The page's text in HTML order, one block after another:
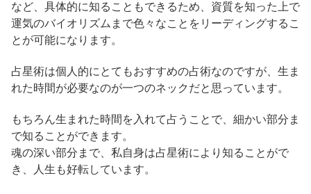
など、具体的に知ることもできるため、資質を知った上で
運気のバイオリズムまで色々なことをリーディングするこ
とが可能になります。
占星術は個人的にとてもおすすめの占術なのですが、生ま
れた時間が必要なのが一つのネックだと思っています。
もちろん生まれた時間を入れて占うことで、細かい部分ま
で知ることができます。
魂の深い部分まで、私自身は占星術により知ることがで
き、人生も好転しています。